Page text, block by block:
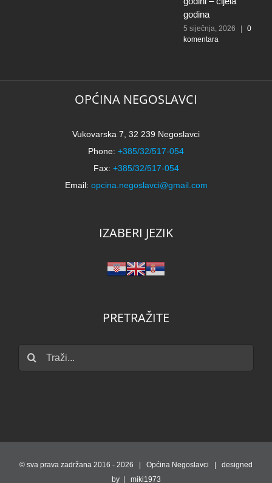
godina
5 siječnja, 2026
0
komentara
OPĆINA NEGOSLAVCI
Vukovarska 7, 32 239 Negoslavci
Phone: +385/32/517-054
Fax: +385/32/517-054
Email: opcina.negoslavci@gmail.com
IZABERI JEZIK
PRETRAŽITE
Traži...
© sva prava zadržana 2016 - 2026 | Općina Negoslavci | designed
by | miki1973